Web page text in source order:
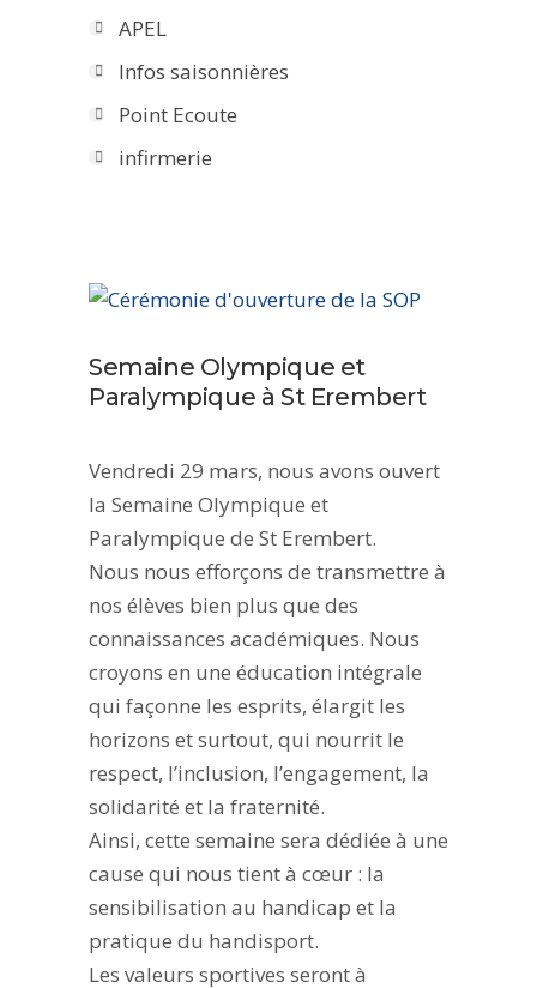
APEL
Infos saisonnières
Point Ecoute
infirmerie
Semaine Olympique et
Paralympique à St Erembert
Vendredi 29 mars, nous avons ouvert
la Semaine Olympique et
Paralympique de St Erembert.
Nous nous efforçons de transmettre à
nos élèves bien plus que des
connaissances académiques. Nous
croyons en une éducation intégrale
qui façonne les esprits, élargit les
horizons et surtout, qui nourrit le
respect, l’inclusion, l’engagement, la
solidarité et la fraternité.
Ainsi, cette semaine sera dédiée à une
cause qui nous tient à cœur : la
sensibilisation au handicap et la
pratique du handisport.
Les valeurs sportives seront à